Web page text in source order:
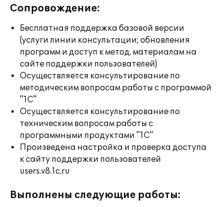
Сопровождение:
Бесплатная поддержка базовой версии
(услуги линии консультации; обновления
программ и доступ к метод. материалам на
сайте поддержки пользователей)
Осуществляется консультирование по
методическим вопросам работы с программой
"1С"
Осуществляется консультирование по
техническим вопросам работы с
программными продуктами "1С"
Произведена настройка и проверка доступа
к сайту поддержки пользователей
users.v8.1c.ru
Выполнены следующие работы: